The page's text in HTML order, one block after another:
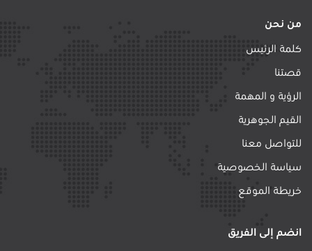
من نحن
كلمة الرئيس
قصتنا
الرؤية و المهمة
القيم الجوهرية
للتواصل معنا
سياسة الخصوصية
خريطة الموقع
انضم إلى الفريق